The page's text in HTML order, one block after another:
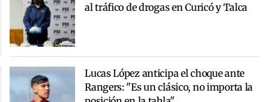
al tráfico de drogas en Curicó y Talca
Lucas López anticipa el choque ante
Rangers: "Es un clásico, no importa la